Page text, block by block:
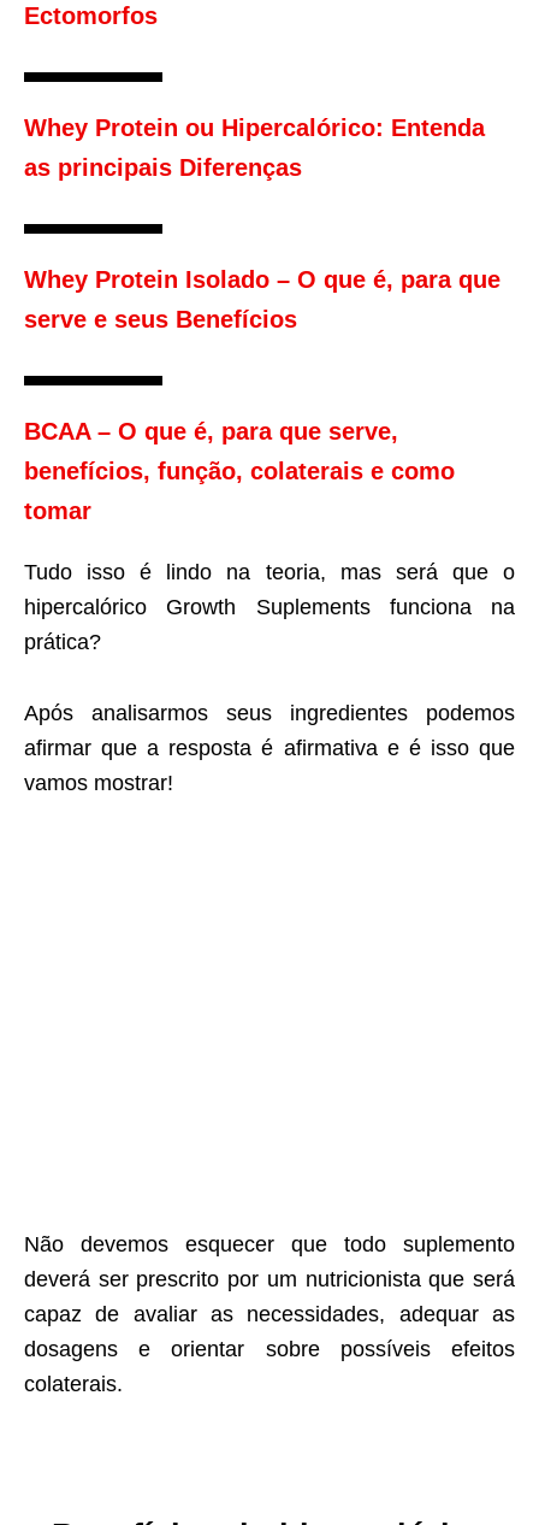
Ectomorfos
Whey Protein ou Hipercalórico: Entenda
as principais Diferenças
Whey Protein Isolado – O que é, para que
serve e seus Benefícios
BCAA – O que é, para que serve,
benefícios, função, colaterais e como
tomar
Tudo isso é lindo na teoria, mas será que o
hipercalórico Growth Suplements funciona na
prática?
Após analisarmos seus ingredientes podemos
afirmar que a resposta é afirmativa e é isso que
vamos mostrar!
Não devemos esquecer que todo suplemento
deverá ser prescrito por um nutricionista que será
capaz de avaliar as necessidades, adequar as
dosagens e orientar sobre possíveis efeitos
colaterais.